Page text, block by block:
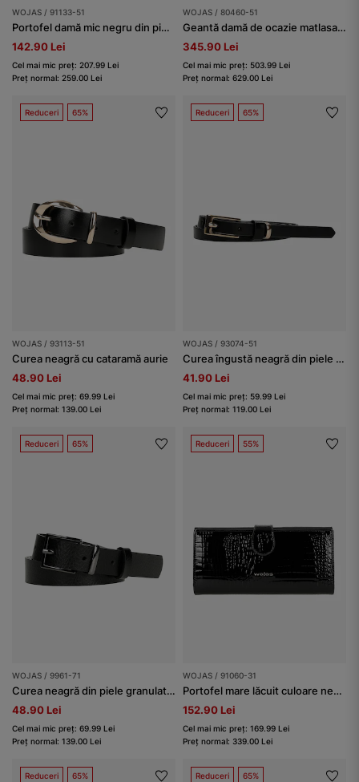
WOJAS / 91133-51
Portofel damă mic negru din piele naturală netedă
142.90 Lei
Cel mai mic preț: 207.99 Lei
Preț normal: 259.00 Lei
WOJAS / 80460-51
Geantă damă de ocazie matlasată din piele, neagră
345.90 Lei
Cel mai mic preț: 503.99 Lei
Preț normal: 629.00 Lei
Reduceri 65%
WOJAS / 93113-51
Curea neagră cu cataramă aurie
48.90 Lei
Cel mai mic preț: 69.99 Lei
Preț normal: 139.00 Lei
Reduceri 65%
WOJAS / 93074-51
Curea îngustă neagră din piele granulată
41.90 Lei
Cel mai mic preț: 59.99 Lei
Preț normal: 119.00 Lei
Reduceri 65%
WOJAS / 9961-71
Curea neagră din piele granulată cu cataramă închisă damă
48.90 Lei
Cel mai mic preț: 69.99 Lei
Preț normal: 139.00 Lei
Reduceri 55%
WOJAS / 91060-31
Portofel mare lăcuit culoare neagră damă
152.90 Lei
Cel mai mic preț: 169.99 Lei
Preț normal: 339.00 Lei
Reduceri 65% Reduceri 65%